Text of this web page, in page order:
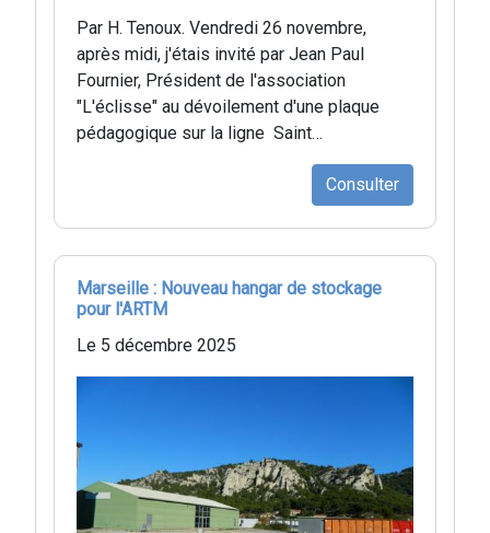
Par H. Tenoux. Vendredi 26 novembre,
après midi, j'étais invité par Jean Paul
Fournier, Président de l'association
"L'éclisse" au dévoilement d'une plaque
pédagogique sur la ligne Saint…
Consulter
Marseille : Nouveau hangar de stockage
pour l'ARTM
Le 5 décembre 2025